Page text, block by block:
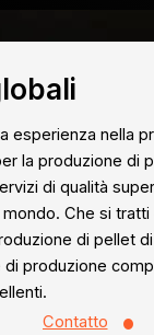
esperienza nella
la produzione di
di qualità
Che si tratti
di pellet
di produzione
Contatto
•